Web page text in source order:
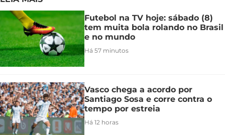
Futebol na TV hoje: sábado (8)
tem muita bola rolando no Brasil
e no mundo
Há 57 minutos
Vasco chega a acordo por
Santiago Sosa e corre contra o
tempo por estreia
Há 12 horas